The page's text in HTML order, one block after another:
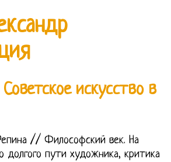
искусство в
// Философский век. На
долгого пути художника, критика